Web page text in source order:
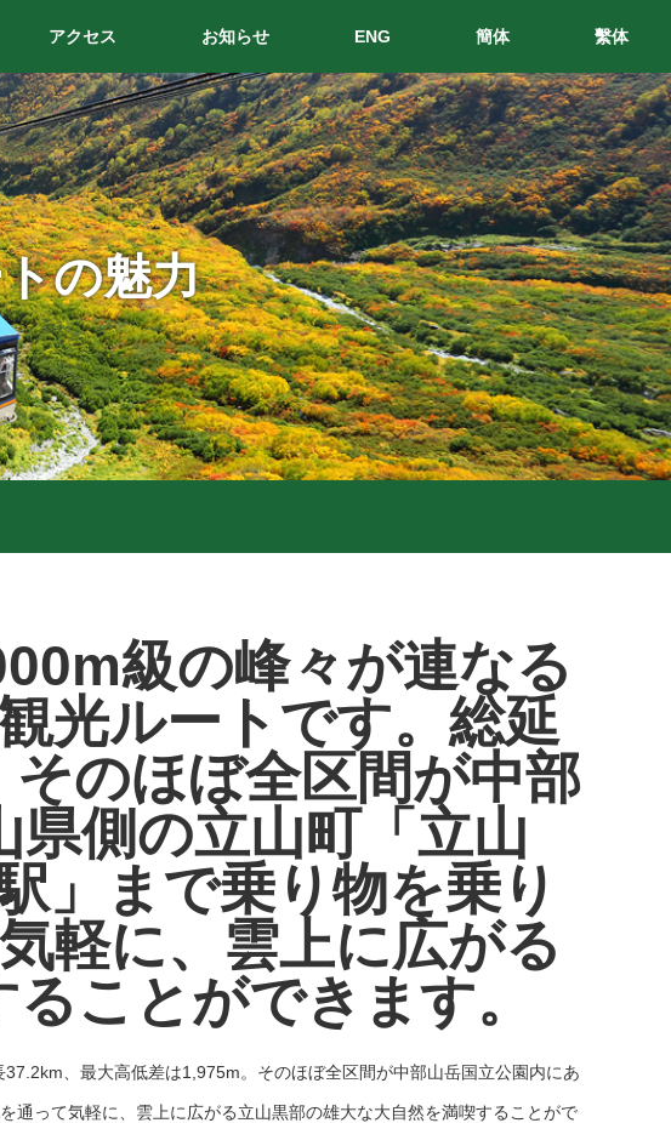
アクセス お知らせ ENG 簡体 繫体
の魅力
級の峰々が連なる
光ルートです。総延
のほぼ全区間が中部
側の立山町「立山
」まで乗り物を乗り
軽に、雲上に広がる
ことができます。
、最大高低差は1,975m。そのほぼ全区間が中部山岳国立公園内にあ
通って気軽に、雲上に広がる立山黒部の雄大な大自然を満喫することがで